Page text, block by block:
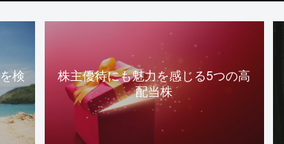
検
株主優待にも魅力を感じる5つの高
配当株